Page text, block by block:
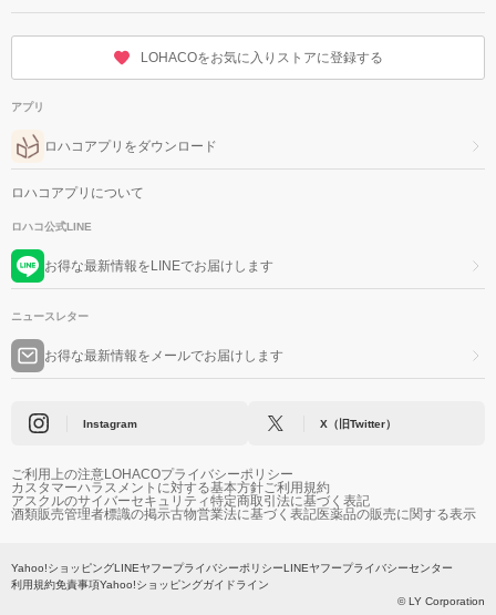
LOHACOをお気に入りストアに登録する
アプリ
ロハコアプリをダウンロード
ロハコアプリについて
ロハコ公式LINE
お得な最新情報をLINEでお届けします
ニュースレター
お得な最新情報をメールでお届けします
Instagram X（旧Twitter）
ご利用上の注意LOHACOプライバシーポリシー
カスタマーハラスメントに対する基本方針ご利用規約
アスクルのサイバーセキュリティ特定商取引法に基づく表記
酒類販売管理者標識の掲示古物営業法に基づく表記医薬品の販売に関する表示
Yahoo!ショッピングLINEヤフープライバシーポリシーLINEヤフープライバシーセンター
利用規約免責事項Yahoo!ショッピングガイドライン
© LY Corporation